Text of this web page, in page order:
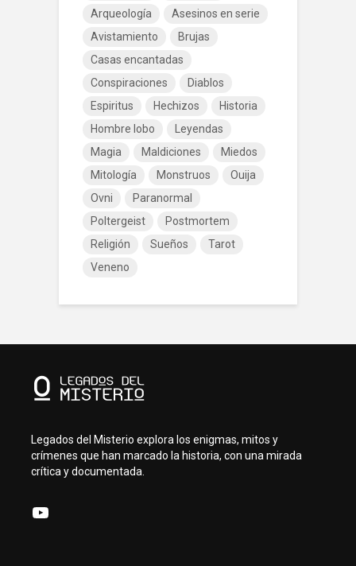
Arqueología
Asesinos en serie
Avistamiento
Brujas
Casas encantadas
Conspiraciones
Diablos
Espiritus
Hechizos
Historia
Hombre lobo
Leyendas
Magia
Maldiciones
Miedos
Mitología
Monstruos
Ouija
Ovni
Paranormal
Poltergeist
Postmortem
Religión
Sueños
Tarot
Veneno
Legados del Misterio explora los enigmas, mitos y
crímenes que han marcado la historia, con una mirada
crítica y documentada.
YouTube